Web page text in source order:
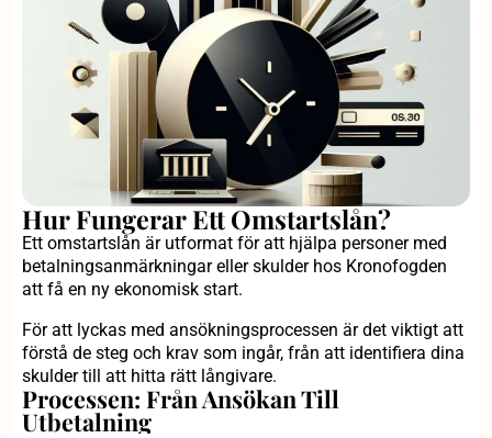
Hur Fungerar Ett Omstartslån?
Ett omstartslån är utformat för att hjälpa personer med
betalningsanmärkningar eller skulder hos Kronofogden
att få en ny ekonomisk start.
För att lyckas med ansökningsprocessen är det viktigt att
förstå de steg och krav som ingår, från att identifiera dina
skulder till att hitta rätt långivare.
Processen: Från Ansökan Till
Utbetalning